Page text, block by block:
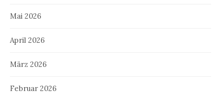
Mai 2026
April 2026
März 2026
Februar 2026